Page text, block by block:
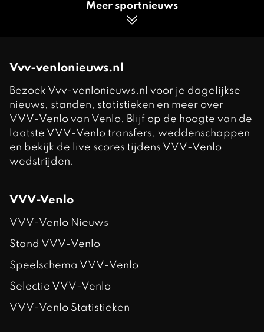
Meer sportnieuws
Vvv-venlonieuws.nl
Bezoek Vvv-venlonieuws.nl voor je dagelijkse
nieuws, standen, statistieken en meer over
VVV-Venlo van Venlo. Blijf op de hoogte van de
laatste VVV-Venlo transfers, weddenschappen
en bekijk de live scores tijdens VVV-Venlo
wedstrijden.
VVV-Venlo
VVV-Venlo Nieuws
Stand VVV-Venlo
Speelschema VVV-Venlo
Selectie VVV-Venlo
VVV-Venlo Statistieken